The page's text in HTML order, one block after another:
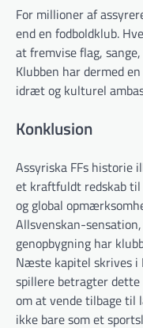
For millioner af
end en fodboldklub.
at fremvise flag,
Klubben har dermed
idræt og kulturel
Konklusion
Assyriska FFs historie
et kraftfuldt redskab
og global
Allsvenskan-
genopbygning har
Næste kapitel skrives i
spillere betragter dette
om at vende tilbage til
ikke bare som et